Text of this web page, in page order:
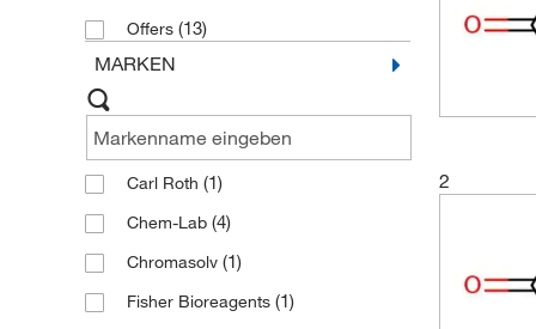
Offers (13)
MARKEN
Carl Roth (1)
Chem-Lab (4)
Chromasolv (1)
Fisher Bioreagents (1)
2